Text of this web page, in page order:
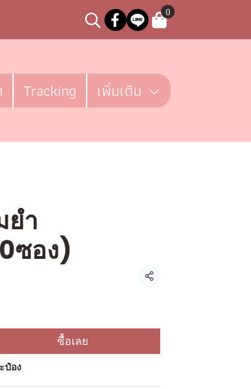
0
Tracking เพิ่มเติม
ยำ
ซอง)
แชร์
ซื้อเลย
ป๋อง